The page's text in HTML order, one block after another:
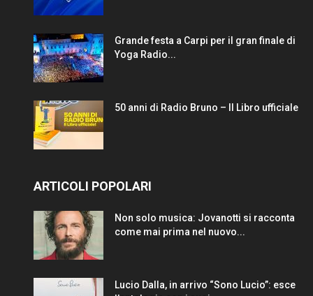
Grande festa a Carpi per il gran finale di
Yoga Radio...
50 anni di Radio Bruno – Il Libro ufficiale
ARTICOLI POPOLARI
Non solo musica: Jovanotti si racconta
come mai prima nel nuovo...
Lucio Dalla, in arrivo “Sono Lucio”: esce